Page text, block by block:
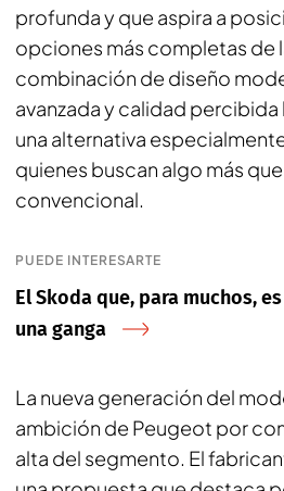
profunda y que aspira a
opciones más completas de
combinación de diseño
avanzada y calidad
una alternativa
quienes buscan algo más
convencional.
PUEDE INTERESARTE
El Skoda que, para muchos,
una ganga
La nueva generación del
ambición de Peugeot por
alta del segmento. El